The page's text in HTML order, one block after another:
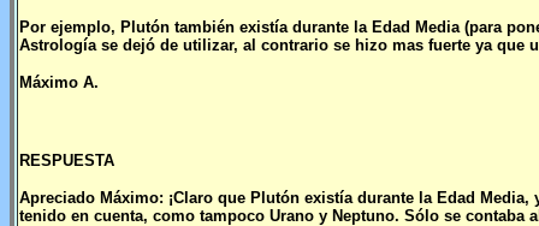
Por ejemplo, Plutón también existía durante la Edad Media (para
Astrología se dejó de utilizar, al contrario se hizo mas fuerte ya que
Máximo A.
RESPUESTA
Apreciado Máximo: ¡Claro que Plutón existía durante la Edad
tenido en cuenta, como tampoco Urano y Neptuno. Sólo se